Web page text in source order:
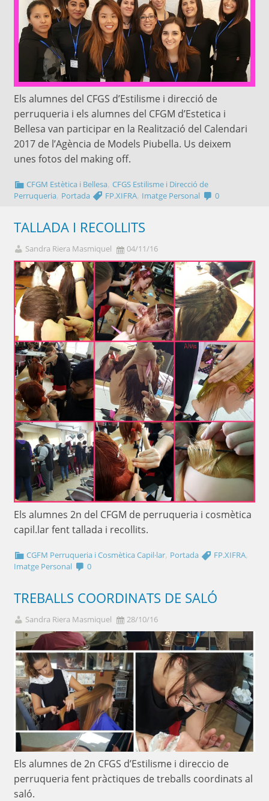
Els alumnes del CFGS d’Estilisme i direcció de
perruqueria i els alumnes del CFGM d’Estetica i
Bellesa van participar en la Realització del Calendari
2017 de l’Agència de Models Piubella. Us deixem
unes fotos del making off.
CFGM Estètica i Bellesa ,CFGS Estilisme i Direcció de
Perruqueria Portada FP.XIFRA Imatge Personal 0
TALLADA I RECOLLITS
Sandra Riera Masmiquel 04/11/16
Els alumnes 2n del CFGM de perruqueria i cosmètica
capil.lar fent tallada i recollits.
CGFM Perruqueria i Cosmètica Capil·lar, Portada FP.XIFRA,
Imatge Personal 0
TREBALLS COORDINATS DE SALÓ
Sandra Riera Masmiquel 28/10/16
Els alumnes de 2n CFGS d’Estilisme i direccio de
perruqueria fent pràctiques de treballs coordinats al
saló.